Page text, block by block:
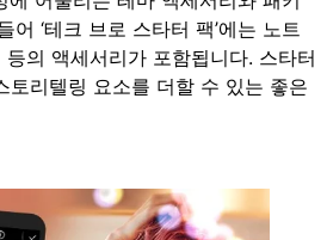
어 ‘테크 브로 스타터 팩’에는 노트
의 액세서리가 포함됩니다. 스타터
토리텔링 요소를 더할 수 있는 좋은